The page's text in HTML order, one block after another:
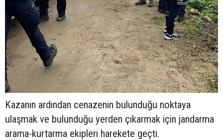
Kazanın ardından cenazenin bulunduğu noktaya
ulaşmak ve bulunduğu yerden çıkarmak için jandarma
arama-kurtarma ekipleri harekete geçti.